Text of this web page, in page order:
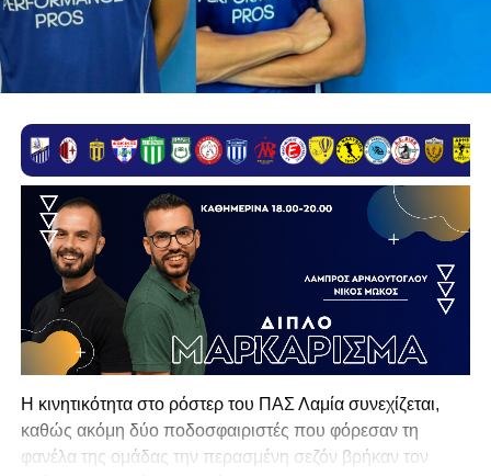
Η κινητικότητα στο ρόστερ του ΠΑΣ Λαμία συνεχίζεται,
καθώς ακόμη δύο ποδοσφαιριστές που φόρεσαν τη
φανέλα της ομάδας την περασμένη σεζόν βρήκαν τον